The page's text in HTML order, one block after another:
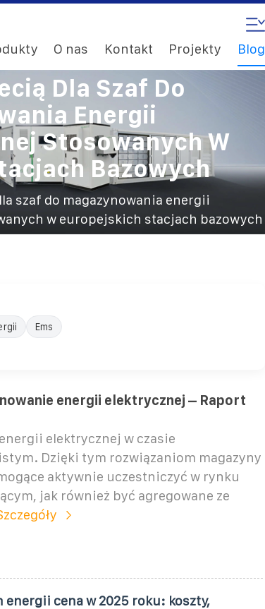
O nas Kontakt Projekty Blog
Dla Szaf Do
Energii
Stosowanych W
Bazowych
szaf do magazynowania energii
w europejskich stacjach bazowych
Ems
energii elektrycznej – Raport
elektrycznej w czasie
Dzięki tym rozwiązaniom magazyny
aktywnie uczestniczyć w rynku
jak również być agregowane ze
energii cena w 2025 roku: koszty,